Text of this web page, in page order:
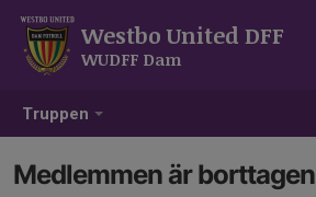
Truppen
Westbo United DFF
WUDFF Dam
Medlemmen är borttagen